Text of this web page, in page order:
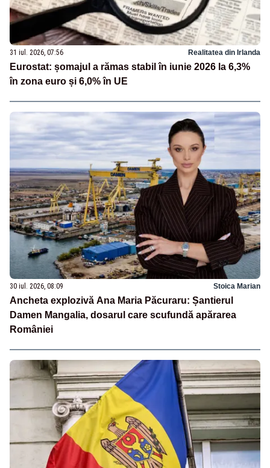
31 iul. 2026, 07:56 Realitatea din Irlanda
Eurostat: șomajul a rămas stabil în iunie 2026 la 6,3%
în zona euro și 6,0% în UE
30 iul. 2026, 08:09 Stoica Marian
Ancheta explozivă Ana Maria Păcuraru: Șantierul
Damen Mangalia, dosarul care scufundă apărarea
României